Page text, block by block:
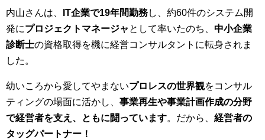
内山さんは、 IT企業で19年間勤務し、約60件のシステム開
発にプロジェクトマネージャ として率いたのち、 中小企業
診断士の資格取得を機に経営コンサルタントに転身されま
した。
幼いころから愛してやまないプロレスの世界観をコンサル
ティングの場面に活かし、 事業再生や事業計画作成の分野
で経営者を支え、ともに闘っています。だから、 経営者の
タッグパートナー！